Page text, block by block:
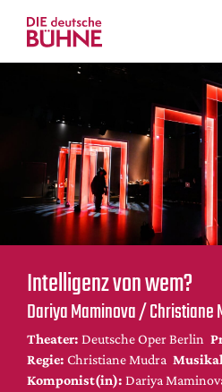
Kritiken
Musiktheater
Tanz
Crossover
Bühnenwelt
Festivals & Veranstaltungen
Menschen & Theater
Themen
Internationales
Nachrufe
Medientipps
Intelligenz von wem?
Dariya Maminova / Christiane
Theater: Deutsche Oper Berlin
Regie: Christiane Mudra
Komponist(in): Dariya